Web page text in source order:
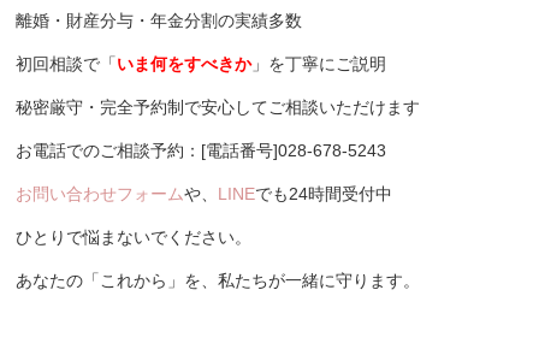
離婚・財産分与・年金分割の実績多数
初回相談で「いま何をすべきか」を丁寧にご説明
秘密厳守・完全予約制で安心してご相談いただけます
お電話でのご相談予約：[電話番号]028-678-5243
お問い合わせフォームや、 LINEでも24時間受付中
ひとりで悩まないでください。
あなたの「これから」を、私たちが一緒に守ります。